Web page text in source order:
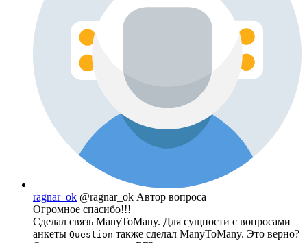
ragnar_ok @ragnar_ok Автор вопроса
Огромное спасибо!!!
Сделал связь ManyToMany. Для сущности с вопросами
анкеты Question также сделал ManyToMany. Это верно?